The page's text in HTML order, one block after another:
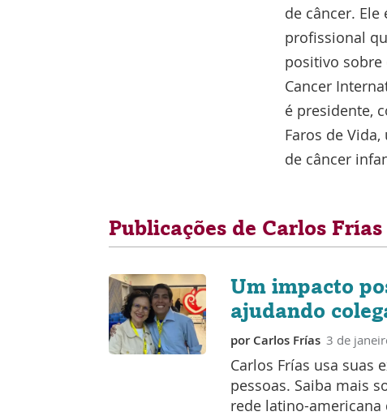
de câncer.
profissional
positivo sobre
Cancer
é presidente,
Faros de
de câncer
Publicações de Carlos Frías
Um impacto
ajudando
porCarlos Frías 3 de
Carlos Frías usa suas
pessoas. Saiba mais
rede latino-